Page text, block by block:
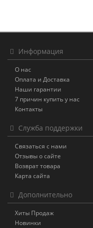
Информация
О нас
Оплата и Доставка
Наши гарантии
7 причин купить у нас
Контакты
Служба поддержки
Связаться с нами
Отзывы о сайте
Возврат товара
Карта сайта
Дополнительно
Хиты Продаж
Новинки